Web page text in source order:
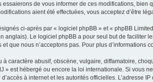
essaierons de vous informer de ces modifications,
aient été effectuées, vous acceptez d’être
ci-après par « logiciel phpBB » et « phpBB
anglais). Le logiciel phpBB a pour seul but de faciliter
que nous n’acceptons pas. Pour plus d’informations
caractère abusif, obscène, vulgaire, diffamatoire,
» est hébergé ou encore la loi internationale. Si vous
à internet et les autorités officielles. L’adresse